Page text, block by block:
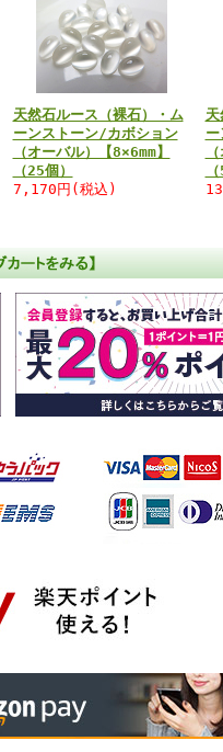
天然石ルース（裸石）・ム
ーンストーン/カボション
（オーバル）【8×6mm】
（25個）
7,170円(税込)